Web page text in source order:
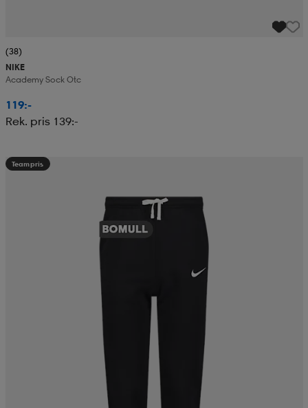
(38)
NIKE
Academy Sock Otc
119:-
Rek. pris 139:-
Teampris